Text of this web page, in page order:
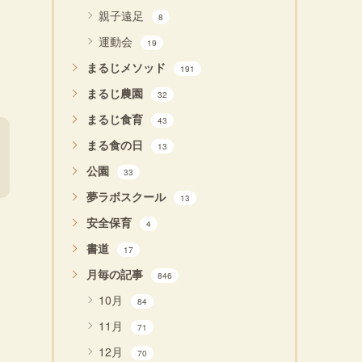
親子遠足 8
運動会 19
まるじメソッド 191
まるじ農園 32
まるじ食育 43
まる食の日 13
公園 33
夢ラボスクール 13
安全保育 4
書道 17
月毎の記事 846
10月 84
11月 71
12月 70